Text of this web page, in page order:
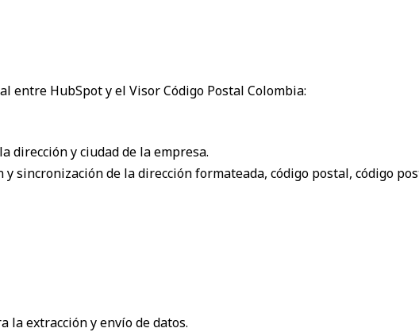
HubSpot y el Visor Código Postal Colombia:
dirección y ciudad de la empresa.
y sincronización de la dirección formateada, código postal, código
la extracción y envío de datos.